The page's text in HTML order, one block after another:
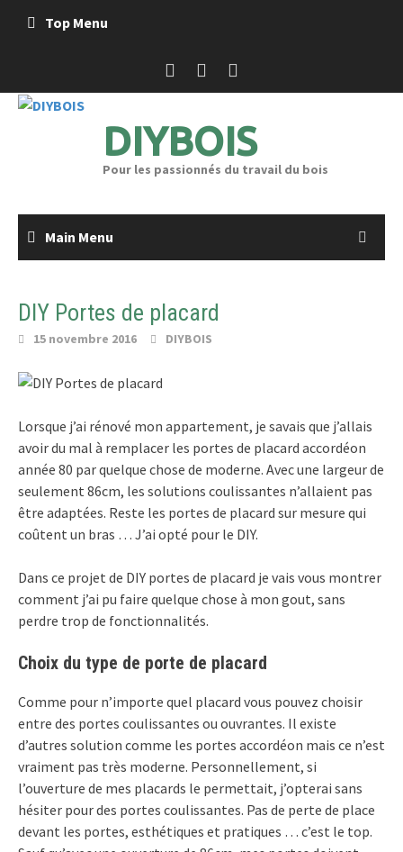
Top Menu
DIYBOIS
Pour les passionnés du travail du bois
Main Menu
DIY Portes de placard
15 novembre 2016 DIYBOIS
Lorsque j’ai rénové mon appartement, je savais que j’allais
avoir du mal à remplacer les portes de placard accordéon
année 80 par quelque chose de moderne. Avec une largeur de
seulement 86cm, les solutions coulissantes n’allaient pas
être adaptées. Reste les portes de placard sur mesure qui
coûtent un bras … J’ai opté pour le DIY.
Dans ce projet de DIY portes de placard je vais vous montrer
comment j’ai pu faire quelque chose à mon gout, sans
perdre trop de fonctionnalités.
Choix du type de porte de placard
Comme pour n’importe quel placard vous pouvez choisir
entre des portes coulissantes ou ouvrantes. Il existe
d’autres solution comme les portes accordéon mais ce n’est
vraiment pas très moderne. Personnellement, si
l’ouverture de mes placards le permettait, j’opterai sans
hésiter pour des portes coulissantes. Pas de perte de place
devant les portes, esthétiques et pratiques … c’est le top.